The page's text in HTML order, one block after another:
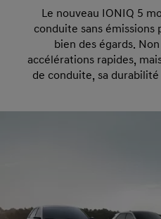
Le nouveau IONIQ 5
conduite sans émissions
bien des égards.
accélérations rapides,
de conduite, sa